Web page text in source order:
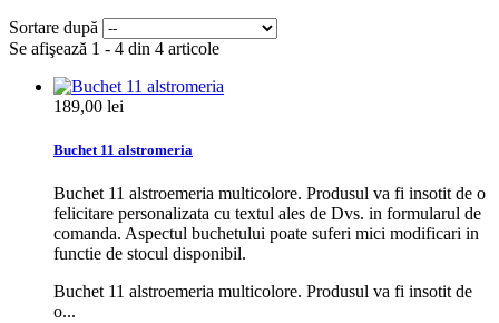
Sortare după
Se afişează 1 - 4 din 4 articole
189,00 lei
Buchet 11 alstromeria
Buchet 11 alstroemeria multicolore. Produsul va fi insotit de o
felicitare personalizata cu textul ales de Dvs. in formularul de
comanda. Aspectul buchetului poate suferi mici modificari in
functie de stocul disponibil.
Buchet 11 alstroemeria multicolore. Produsul va fi insotit de
o...